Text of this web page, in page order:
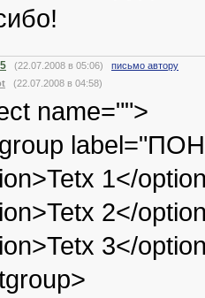
(22.07.2008 в 05:06) письмо автору
(22.07.2008 в 04:58)
name="">
1</
2</
3</